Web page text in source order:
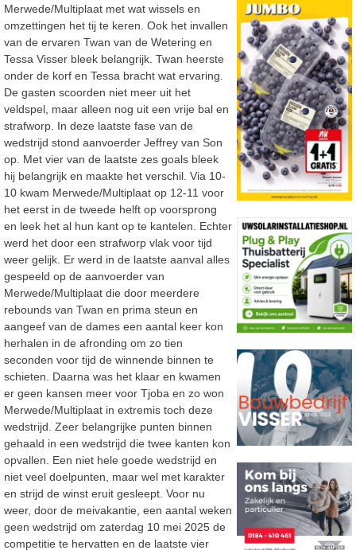
Merwede/Multiplaat met wat wissels en
omzettingen het tij te keren. Ook het invallen
van de ervaren Twan van de Wetering en
Tessa Visser bleek belangrijk. Twan heerste
onder de korf en Tessa bracht wat ervaring.
De gasten scoorden niet meer uit het
veldspel, maar alleen nog uit een vrije bal en
strafworp. In deze laatste fase van de
wedstrijd stond aanvoerder Jeffrey van Son
op. Met vier van de laatste zes goals bleek
hij belangrijk en maakte het verschil. Via 10-
10 kwam Merwede/Multiplaat op 12-11 voor
het eerst in de tweede helft op voorsprong
en leek het al hun kant op te kantelen. Echter
werd het door een strafworp vlak voor tijd
weer gelijk. Er werd in de laatste aanval alles
gespeeld op de aanvoerder van
Merwede/Multiplaat die door meerdere
rebounds van Twan en prima steun en
aangeef van de dames een aantal keer kon
herhalen in de afronding om zo tien
seconden voor tijd de winnende binnen te
schieten. Daarna was het klaar en kwamen
er geen kansen meer voor Tjoba en zo won
Merwede/Multiplaat in extremis toch deze
wedstrijd. Zeer belangrijke punten binnen
gehaald in een wedstrijd die twee kanten kon
opvallen. Een niet hele goede wedstrijd en
niet veel doelpunten, maar wel met karakter
en strijd de winst eruit gesleept. Voor nu
weer, door de meivakantie, een aantal weken
geen wedstrijd om zaterdag 10 mei 2025 de
competitie te hervatten en de laatste vier